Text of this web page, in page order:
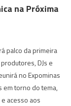
na Próxima
palco da primeira
DJs e
no Expominas
em torno do tema,
acesso aos